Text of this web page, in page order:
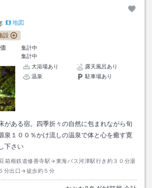
地図
設
集計中
集計中
大浴場あり
露天風呂あり
温泉
駐車場あり
がある宿。四季折々の自然に包まれながら旬
泉１００％かけ流しの温泉で体と心を癒す寛
下さい
箱根鉄道修善寺駅→東海バス河津駅行き約３０分湯
分出口→徒歩約５分